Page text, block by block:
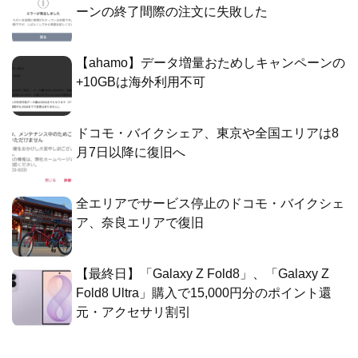
ーンの終了間際の注文に失敗した
【ahamo】データ増量おためしキャンペーンの
+10GBは海外利用不可
ドコモ・バイクシェア、東京や全国エリアは8
月7日以降に復旧へ
全エリアでサービス停止のドコモ・バイクシェ
ア、奈良エリアで復旧
【最終日】「Galaxy Z Fold8」、「Galaxy Z
Fold8 Ultra」購入で15,000円分のポイント還
元・アクセサリ割引